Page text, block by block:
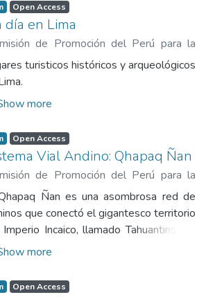
Open Access
día en Lima
de Promoción del Perú para la
y el Turismo,2019-12)
de Promoción del Perú para la
turisticos históricos y arqueológicos
more
Open Access
Vial Andino: Qhapaq Ñan
de Promoción del Perú para la
y el Turismo,2016)Comisión
del Perú para la Exportación
Ñan es una asombrosa red de
que conectó el gigantesco territorio
Incaico, llamado Tahuantinsuyo.
un sistema de comunicación que
asimilar culturas contemporáneas
more
Open Access